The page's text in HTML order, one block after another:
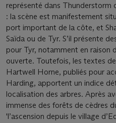
représenté dans Thunderstorm
: la scène est manifestement
port important de la côte, et
Saïda ou de Tyr. S’il présente
pour Tyr, notamment en raison
ouverte. Toutefois, les textes
Hartwell Horne, publiés pour
Harding, apportent un indice
localisation des arbres. Après
immense des forêts de cèdres
'l’ascension depuis le village